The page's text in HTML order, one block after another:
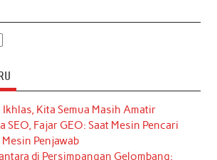
Ikhlas, Kita Semua Masih Amatir
SEO, Fajar GEO: Saat Mesin Pencari
Penjawab
di Persimpangan Gelombang: